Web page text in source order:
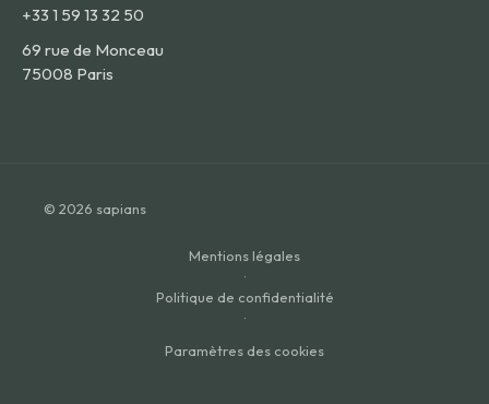
+33 1 59 13 32 50
69 rue de Monceau
75008 Paris
© 2026 sapians
Mentions légales
·
Politique de confidentialité
·
Paramètres des cookies